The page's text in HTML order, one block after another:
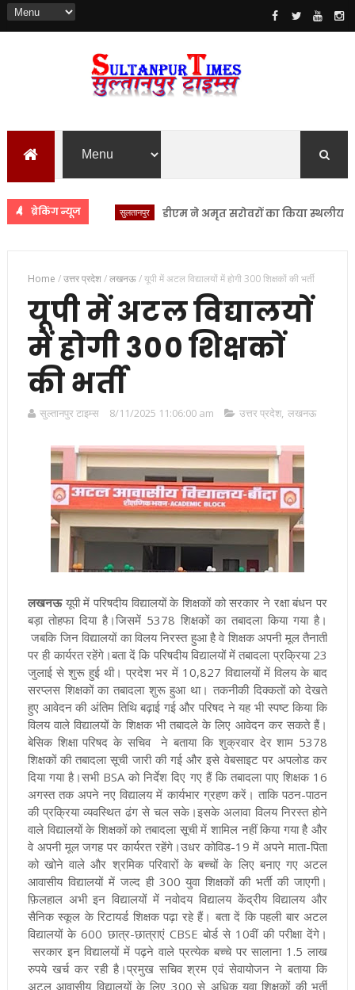
ब्रेकिंग न्यूज डीएम ने अमृत सरोवरों का किया स्थलीय निरीक्षण
Home /उत्तर प्रदेश/लखनऊ/यूपी में अटल विद्यालयों में होगी 300 शिक्षकों की भर्ती
यूपी में अटल विद्यालयों
में होगी 300 शिक्षकों
की भर्ती
सुल्तानपुर टाइम्स 8/11/2025 11:06:00 am उत्तर प्रदेश, लखनऊ
लखनऊयूपीमें परिषदीय विद्यालयों के शिक्षकों को सरकार ने रक्षा बंधन पर
बड़ा तोहफा दिया है।जिसमें 5378 शिक्षकों का तबादला किया गया है।
जबकि जिन विद्यालयों का विलय निरस्त हुआ है वे शिक्षक अपनी मूल तैनाती
पर ही कार्यरत रहेंगे।बता दें कि परिषदीय विद्यालयों में तबादला प्रक्रिया 23
जुलाई से शुरू हुई थी। प्रदेश भर में 10,827 विद्यालयों में विलय के बाद
सरप्लस शिक्षकों का तबादला शुरू हुआ था। तकनीकी दिक्कतों को देखते
हुए आवेदन की अंतिम तिथि बढ़ाई गई और परिषद ने यह भी स्पष्ट किया कि
विलय वाले विद्यालयों के शिक्षक भी तबादले के लिए आवेदन कर सकते हैं ।
बेसिक शिक्षा परिषद के सचिव ने बताया कि शुक्रवार देर शाम 5378
शिक्षकों की तबादला सूची जारी की गई और इसे वेबसाइट पर अपलोड कर
दिया गया है।सभी BSA को निर्देश दिए गए हैं कि तबादला पाए शिक्षक 16
अगस्त तक अपने नए विद्यालय में कार्यभार ग्रहण करें। ताकि पठन-पाठन
की प्रक्रिया व्यवस्थित ढंग से चल सके ।इसके अलावा विलय निरस्त होने
वाले विद्यालयों के शिक्षकों को तबादला सूची में शामिल नहीं किया गया है और
वे अपनी मूल जगह पर कार्यरत रहेंगे।उधर कोविड-19 में अपने माता-पिता
को खोने वाले और श्रमिक परिवारों के बच्चों के लिए बनाए गए अटल
आवासीय विद्यालयों में जल्द ही 300 युवा शिक्षकों की भर्ती की जाएगी ।
फ़िलहाल अभी इन विद्यालयों में नवोदय विद्यालय केंद्रीय विद्यालय और
सैनिक स्कूल के रिटायर्ड शिक्षक पढ़ा रहे हैं। बता दें कि पहली बार अटल
विद्यालयों के 600 छात्र-छात्राएं CBSE बोर्ड से 10वीं की परीक्षा देंगे।
सरकार इन विद्यालयों में पढ़ने वाले प्रत्येक बच्चे पर सालाना 1.5 लाख
रुपये खर्च कर रही है।प्रमुख सचिव श्रम एवं सेवायोजन ने बताया कि
अटल आवासीय विद्यालयों के लिए 300 से अधिक युवा शिक्षकों की भर्ती